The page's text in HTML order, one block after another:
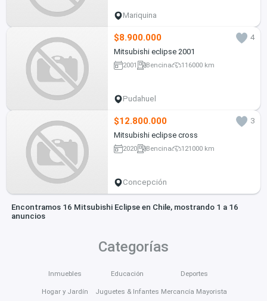
Mariquina
$8.900.000
4
Mitsubishi eclipse 2001
2001 Bencina 116000 km
Pudahuel
$12.800.000
3
Mitsubishi eclipse cross
2020 Bencina 121000 km
Concepción
Encontramos 16 Mitsubishi Eclipse en Chile, mostrando 1 a 16
anuncios
Categorías
Inmuebles
Hogar y Jardín
Educación
Juguetes & Infantes
Deportes
Mercancía Mayorista